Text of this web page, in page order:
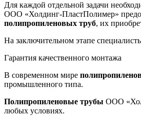
Для каждой отдельной задачи
ООО «Холдинг-ПластПолимер»
полипропиленовых труб, их
На заключительном этапе
Гарантия качественного монтажа
В современном мире
промышленного типа.
Полипропиленовые трубы ООО
любых условиях.